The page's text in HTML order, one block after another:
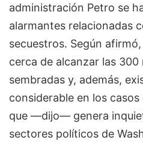
administración Petro se
alarmantes relacionadas
secuestros. Según
cerca de alcanzar las
sembradas y, además,
considerable en los
que —dijo— genera
sectores políticos de